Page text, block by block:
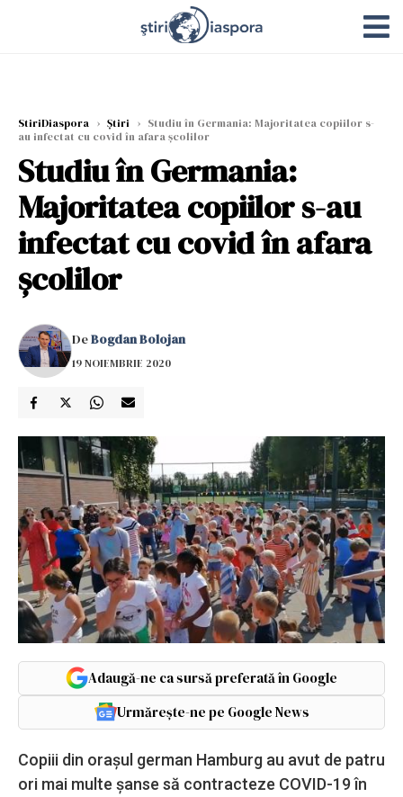
StiriDiaspora › Știri › Studiu în Germania: Majoritatea copiilor s-
au infectat cu covid în afara școlilor
Studiu în Germania:
Majoritatea copiilor s-au
infectat cu covid în afara
școlilor
DeBogdan Bolojan
19 NOIEMBRIE 2020
Adaugă-ne ca sursă preferată în Google
Urmărește-ne pe Google News
Copiii din oraşul german Hamburg au avut de patru
ori mai multe şanse să contracteze COVID-19 în